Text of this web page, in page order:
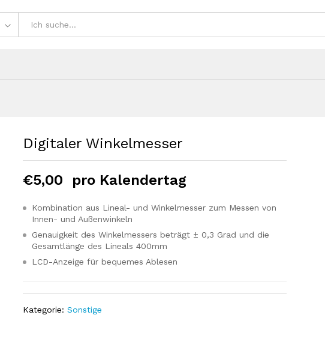
Digitaler Winkelmesser
€5,00 pro Kalendertag
Kombination aus Lineal- und Winkelmesser zum Messen von
Innen- und Außenwinkeln
Genauigkeit des Winkelmessers beträgt ± 0,3 Grad und die
Gesamtlänge des Lineals 400mm
LCD-Anzeige für bequemes Ablesen
Kategorie:Sonstige